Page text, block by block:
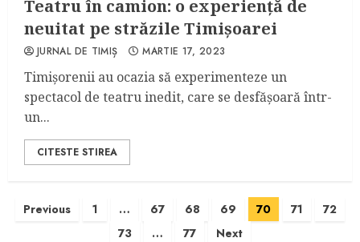
Teatru în camion: o experiență de
neuitat pe străzile Timișoarei
JURNAL DE TIMIȘ MARTIE 17, 2023
Timișorenii au ocazia să experimenteze un
spectacol de teatru inedit, care se desfășoară într-
un...
CITESTE STIREA
Paginație
Previous 1 … 67 68 69 70 71
72
73
… 77 Next